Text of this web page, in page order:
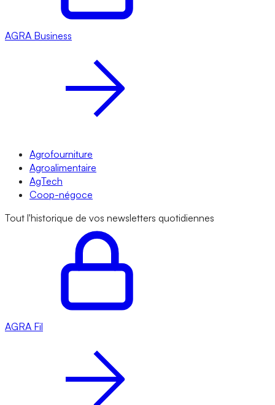
AGRA Business
Agrofourniture
Agroalimentaire
AgTech
Coop-négoce
Tout l'historique de vos newsletters quotidiennes
AGRA Fil